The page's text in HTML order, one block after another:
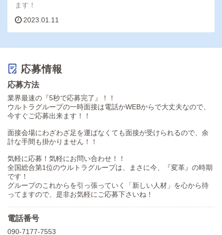
ます！
2023.01.11
応募情報
応募方法
業界最速の『5秒で応募完了』！！
ウルトラグループの一時面接は電話かWEBからで大丈夫なので、
今すぐご応募出来ます！！
面接会場にわざわざ足を運ばなくても面接が受けられるので、余
計な手間も掛かりません！！
気軽に応募！気軽にお問い合わせ！！
全国総合第1位のウルトラグループは、まさに今、『変革』の時期
です！
グループのこれからを引っ張っていく「新しい人材」を心から待
ってますので、是非お気軽にご応募下さいね！
電話番号
090-7177-7553